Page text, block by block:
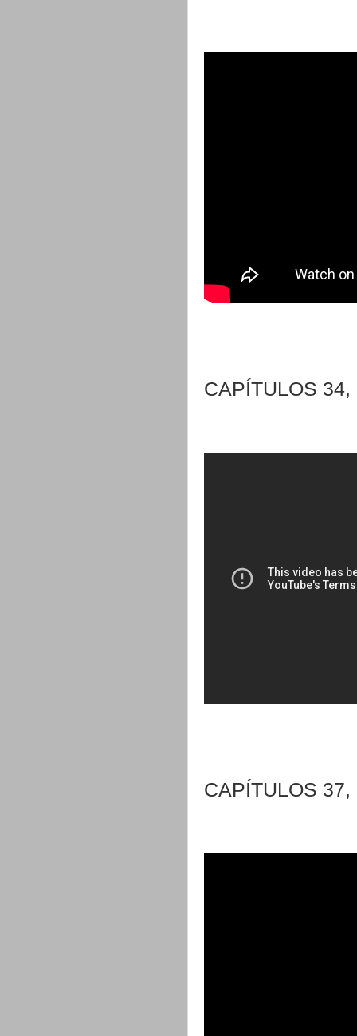
CAPÍTULOS 34,
CAPÍTULOS 37,